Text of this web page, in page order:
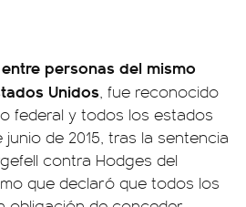
personas del mismo
Unidos, fue reconocido
federal y todos los estados
junio de 2015, tras la sentencia
contra Hodges del
que declaró que todos los